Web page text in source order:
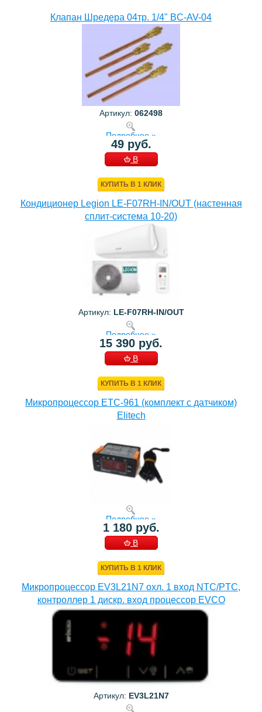
Клапан Шредера 04тр. 1/4" BC-AV-04
Артикул: 062498
Подробнее »
49 руб.
В
КУПИТЬ В 1 КЛИК
Кондиционер Legion LE-F07RH-IN/OUT (настенная
сплит-система 10-20)
Артикул: LE-F07RH-IN/OUT
Подробнее »
15 390 руб.
В
КУПИТЬ В 1 КЛИК
Микропроцессор ETC-961 (комплект c датчиком)
Elitech
Подробнее »
1 180 руб.
В
КУПИТЬ В 1 КЛИК
Микропроцессор EV3L21N7 охл. 1 вход NTC/PTC,
контроллер 1 дискр. вход процессор EVCO
Артикул: EV3L21N7